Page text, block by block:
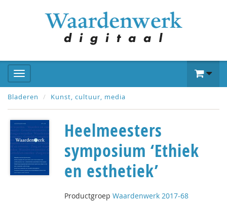
Bladeren Kunst, cultuur, media
Heelmeesters
symposium ‘Ethiek
en esthetiek’
Productgroep Waardenwerk 2017-68